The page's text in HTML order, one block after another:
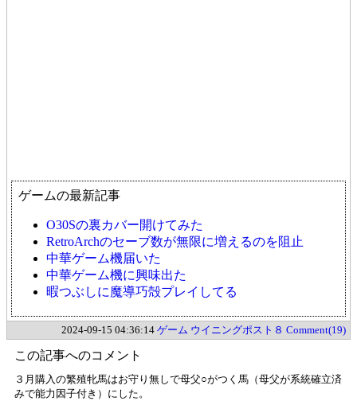
ゲームの最新記事
O30Sの裏カバー開けてみた
RetroArchのセーブ数が無限に増えるのを阻止
中華ゲーム機届いた
中華ゲーム機に興味出た
暇つぶしに魔導巧殻プレイしてる
2024-09-15 04:36:14 ゲーム ウイニングポスト８ Comment(19)
この記事へのコメント
３月購入の繁殖牝馬はお守り無しで母父○がつく馬（母父が系統確立済
みで能力因子付き）にした。